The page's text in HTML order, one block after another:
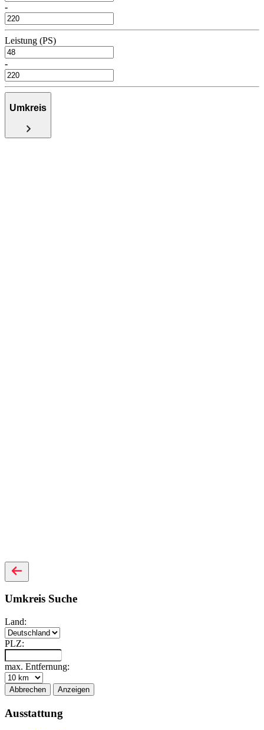
-
Leistung (PS)
-
Umkreis
Umkreis Suche
Land:
PLZ:
max. Entfernung:
Abbrechen Anzeigen
Ausstattung